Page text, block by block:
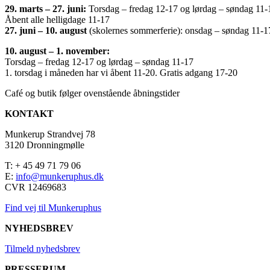
29. marts – 27. juni: Torsdag – fredag 12-17 og lørdag – søndag 11-
Åbent alle helligdage 11-17
27. juni – 10. august (skolernes sommerferie): onsdag – søndag 11-
10. august – 1. november:
Torsdag – fredag 12-17 og lørdag – søndag 11-17
1. torsdag i måneden har vi åbent 11-20. Gratis adgang 17-20
Café og butik følger ovenstående åbningstider
KONTAKT
Munkerup Strandvej 78
3120 Dronningmølle
T: + 45 49 71 79 06
E: info@munkeruphus.dk
CVR 12469683
Find vej til Munkeruphus
NYHEDSBREV
Tilmeld nyhedsbrev